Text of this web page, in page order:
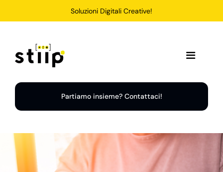
Soluzioni Digitali Creative!
Toggle
Home
Soluzioni
Partiamo insieme? Contattaci!